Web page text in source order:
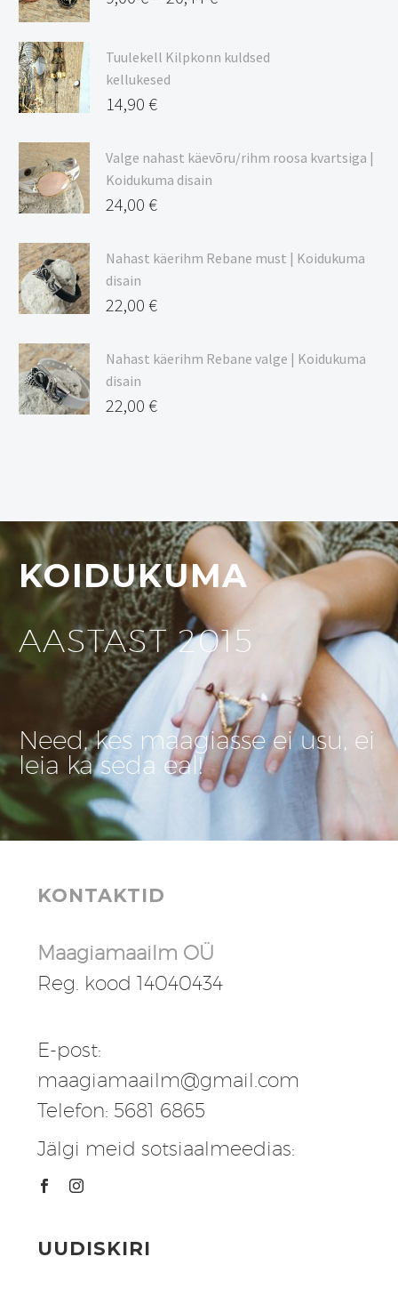
9,00 €
kuni
20,44 €
Tuulekell Kilpkonn kuldsed
kellukesed
14,90 €
Valge nahast käevõru/rihm roosa kvartsiga |
Koidukuma disain
24,00 €
Nahast käerihm Rebane must | Koidukuma
disain
22,00 €
Nahast käerihm Rebane valge | Koidukuma
disain
22,00 €
KOIDUKUMA
AASTAST 2015
Need, kes maagiasse ei usu, ei
leia ka seda eal!
KONTAKTID
Maagiamaailm OÜ
Reg. kood 14040434
E-post:
maagiamaailm@gmail.com
Telefon: 5681 6865
Jälgi meid sotsiaalmeedias:
UUDISKIRI